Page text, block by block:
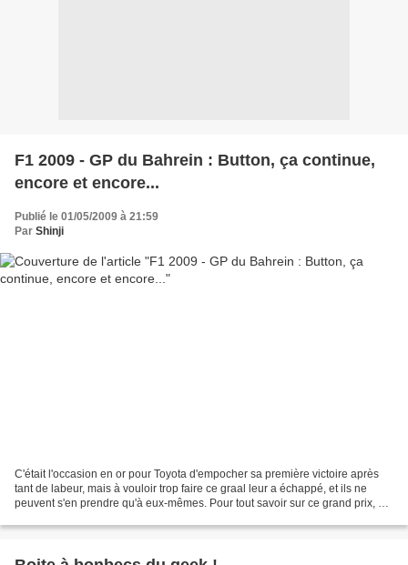
F1 2009 - GP du Bahrein : Button, ça continue,
encore et encore...
Publié le 01/05/2009 à 21:59
Par Shinji
C'était l'occasion en or pour Toyota d'empocher sa première victoire après
tant de labeur, mais à vouloir trop faire ce graal leur a échappé, et ils ne
peuvent s'en prendre qu'à eux-mêmes. Pour tout savoir sur ce grand prix, qui